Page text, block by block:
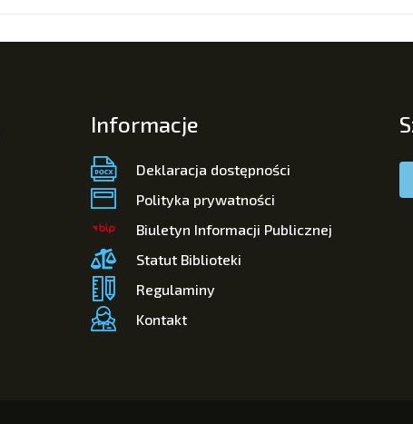
Informacje
Deklaracja dostępności
Polityka prywatności
Biuletyn Informacji Publicznej
Statut Biblioteki
Regulaminy
Kontakt